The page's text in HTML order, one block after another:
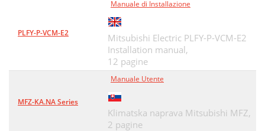
PLFY-P-VCM-E2
Manuale di Installazione
Mitsubishi Electric PLFY-P-VCM-E2
Installation manual,
12 pagine
MFZ-KA.NA Series
Manuale Utente
Klimatska naprava Mitsubishi MFZ,
2 pagine